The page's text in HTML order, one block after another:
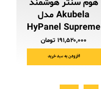
هوم سنتر هوشمند
Akubela مدل
HyPanel Supreme
۱۹۱,۵۲۰,۰۰۰ تومان
افزودن به سبد خرید